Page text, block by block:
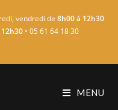
vendredi de 8h00 à 12h30
• 05 61 64 18 30
MENU